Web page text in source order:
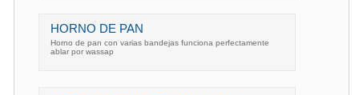
HORNO DE PAN
Horno de pan con varias bandejas funciona perfectamente
ablar por wassap